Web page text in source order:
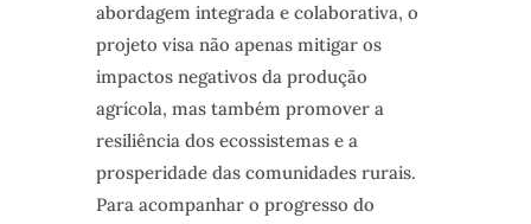
abordagem integrada e colaborativa, o
projeto visa não apenas mitigar os
impactos negativos da produção
agrícola, mas também promover a
resiliência dos ecossistemas e a
prosperidade das comunidades rurais.
Para acompanhar o progresso do